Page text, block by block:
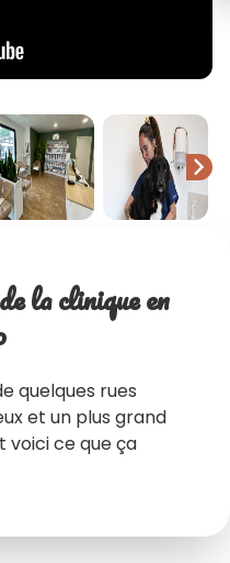
chevron_right
la clinique en
quelques rues
et un plus grand
voici ce que ça